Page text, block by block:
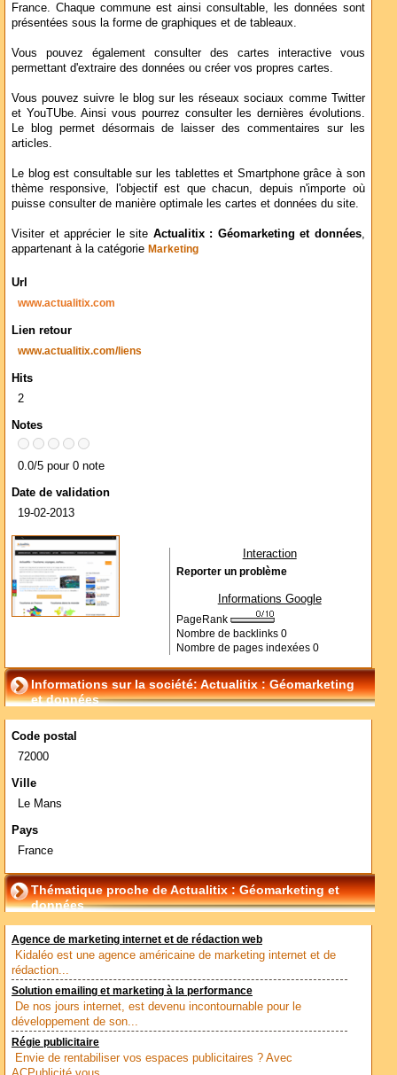
France. Chaque commune est ainsi consultable, les données sont
présentées sous la forme de graphiques et de tableaux.
Vous pouvez également consulter des cartes interactive vous
permettant d'extraire des données ou créer vos propres cartes.
Vous pouvez suivre le blog sur les réseaux sociaux comme Twitter
et YouTUbe. Ainsi vous pourrez consulter les dernières évolutions.
Le blog permet désormais de laisser des commentaires sur les
articles.
Le blog est consultable sur les tablettes et Smartphone grâce à son
thème responsive, l'objectif est que chacun, depuis n'importe où
puisse consulter de manière optimale les cartes et données du site.
Visiter et apprécier le site Actualitix : Géomarketing et données,
appartenant à la catégorie Marketing
Url
www.actualitix.com
Lien retour
www.actualitix.com/liens
Hits
2
Notes
0.0/5 pour 0 note
Date de validation
19-02-2013
Interaction
Reporter un problème
Informations Google
PageRank
Nombre de backlinks 0
Nombre de pages indexées 0
Informations sur la société: Actualitix : Géomarketing
et données
Code postal
72000
Ville
Le Mans
Pays
France
Thématique proche de Actualitix : Géomarketing et
données
Agence de marketing internet et de rédaction web
Kidaléo est une agence américaine de marketing internet et de
rédaction...
Solution emailing et marketing à la performance
De nos jours internet, est devenu incontournable pour le
développement de son...
Régie publicitaire
Envie de rentabiliser vos espaces publicitaires ? Avec